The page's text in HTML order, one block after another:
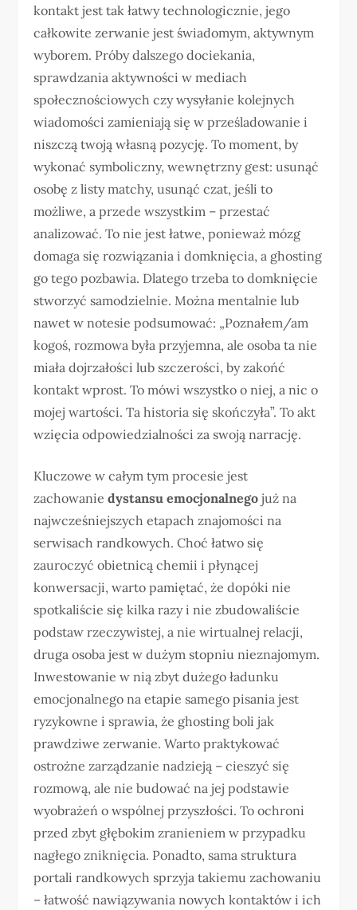
kontakt jest tak łatwy technologicznie, jego
całkowite zerwanie jest świadomym, aktywnym
wyborem. Próby dalszego dociekania,
sprawdzania aktywności w mediach
społecznościowych czy wysyłanie kolejnych
wiadomości zamieniają się w prześladowanie i
niszczą twoją własną pozycję. To moment, by
wykonać symboliczny, wewnętrzny gest: usunąć
osobę z listy matchy, usunąć czat, jeśli to
możliwe, a przede wszystkim – przestać
analizować. To nie jest łatwe, ponieważ mózg
domaga się rozwiązania i domknięcia, a ghosting
go tego pozbawia. Dlatego trzeba to domknięcie
stworzyć samodzielnie. Można mentalnie lub
nawet w notesie podsumować: „Poznałem/am
kogoś, rozmowa była przyjemna, ale osoba ta nie
miała dojrzałości lub szczerości, by zakońć
kontakt wprost. To mówi wszystko o niej, a nic o
mojej wartości. Ta historia się skończyła”. To akt
wzięcia odpowiedzialności za swoją narrację.
Kluczowe w całym tym procesie jest
zachowaniedystansu emocjonalnego już na
najwcześniejszych etapach znajomości na
serwisach randkowych. Choć łatwo się
zauroczyć obietnicą chemii i płynącej
konwersacji, warto pamiętać, że dopóki nie
spotkaliście się kilka razy i nie zbudowaliście
podstaw rzeczywistej, a nie wirtualnej relacji,
druga osoba jest w dużym stopniu nieznajomym.
Inwestowanie w nią zbyt dużego ładunku
emocjonalnego na etapie samego pisania jest
ryzykowne i sprawia, że ghosting boli jak
prawdziwe zerwanie. Warto praktykować
ostrożne zarządzanie nadzieją – cieszyć się
rozmową, ale nie budować na jej podstawie
wyobrażeń o wspólnej przyszłości. To ochroni
przed zbyt głębokim zranieniem w przypadku
nagłego zniknięcia. Ponadto, sama struktura
portali randkowych sprzyja takiemu zachowaniu
– łatwość nawiązywania nowych kontaktów i ich